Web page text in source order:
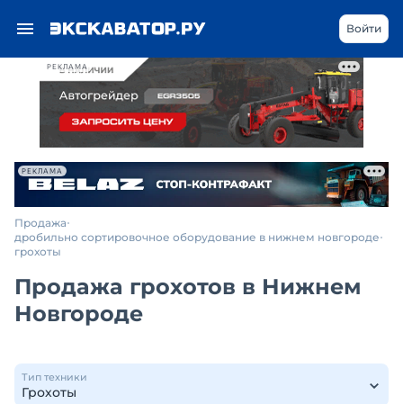
РЕКЛАМА
Войти
РЕКЛАМА
Продажа
дробильно сортировочное оборудование в нижнем новгороде
грохоты
Продажа грохотов в Нижнем
Новгороде
Тип техники